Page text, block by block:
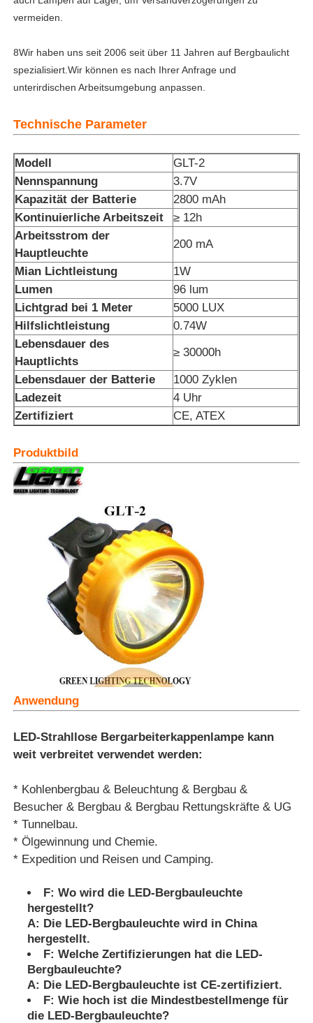
Unterirdische Bergbaugürtel
Heiße Verkaufsprodukte
geführtes Warnlicht
Tragbare Energiespeicherstromversorgung
LED High Bay Light
vermeiden.
8Wir haben uns seit 2006 seit über 11 Jahren auf Bergbaulicht
spezialisiert.Wir können es nach Ihrer Anfrage und
unterirdischen Arbeitsumgebung anpassen.
Technische Parameter
Modell
GLT-2
Nennspannung
3.7V
Kapazität der Batterie
2800 mAh
Kontinuierliche Arbeitszeit
≥ 12h
Arbeitsstrom der
Hauptleuchte
200 mA
Mian Lichtleistung
1W
Lumen
96 lum
Lichtgrad bei 1 Meter
5000 LUX
Hilfslichtleistung
0.74W
Lebensdauer des
Hauptlichts
≥ 30000h
Lebensdauer der Batterie
1000 Zyklen
Ladezeit
4 Uhr
Zertifiziert
CE, ATEX
Produktbild
Anwendung
LED-Strahllose Bergarbeiterkappenlampe kann
weit verbreitet verwendet werden:
* Kohlenbergbau & Beleuchtung & Bergbau &
Besucher & Bergbau & Bergbau Rettungskräfte & UG
* Tunnelbau.
* Ölgewinnung und Chemie.
* Expedition und Reisen und Camping.
F: Wo wird die LED-Bergbauleuchte
hergestellt?
A: Die LED-Bergbauleuchte wird in China
hergestellt.
F: Welche Zertifizierungen hat die LED-
Bergbauleuchte?
A: Die LED-Bergbauleuchte ist CE-zertifiziert.
F: Wie hoch ist die Mindestbestellmenge für
die LED-Bergbauleuchte?